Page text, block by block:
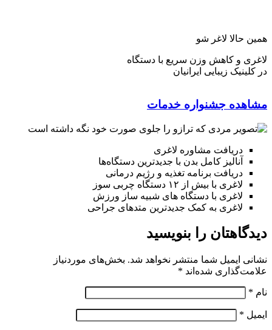
همین حالا لاغر شو
لاغری و کاهش وزن سریع با دستگاه
در کلینیک زیبایی ایرانیان
مشاهده جشنواره خدمات
دریافت مشاوره لاغری
آنالیز کامل بدن با جدیدترین دستگاه‌ها
دریافت برنامه تغذیه و رژیم درمانی
لاغری با بیش از ۱۲ دستگاه چربی سوز
لاغری با دستگاه های شبیه ساز ورزش
لاغری به کمک جدیدترین متدهای جراحی
دیدگاهتان را بنویسید
نشانی ایمیل شما منتشر نخواهد شد. بخش‌های موردنیاز
علامت‌گذاری شده‌اند *
نام *
ایمیل *